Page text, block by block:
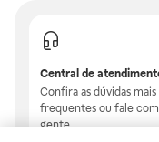
Central de
Confira as dúvidas mais
frequentes ou fale
gente.